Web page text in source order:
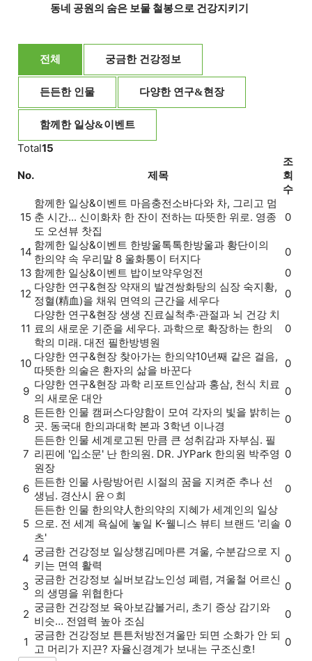
동네 공원의 숨은 보물 철봉으로 건강지키기
전체 궁금한 건강정보
든든한 인물 다양한 연구&현장
함께한 일상&이벤트
Total15
No. 제목
조
회
수
15
함께한 일상&이벤트 마음충전소바다와 차, 그리고 멈
춘 시간... 신이화차 한 잔이 전하는 따뜻한 위로. 영종
도 오션뷰 찻집
0
14
함께한 일상&이벤트 한방울톡톡한방울과 황단이의
한의약 속 우리말 8 울화통이 터지다
0
13 함께한 일상&이벤트 밥이보약우엉전
0
12
다양한 연구&현장 약재의 발견쌍화탕의 심장 숙지황,
정혈(精血)을 채워 면역의 근간을 세우다
0
11
다양한 연구&현장 생생 진료실척추·관절과 뇌 건강 치
료의 새로운 기준을 세우다. 과학으로 확장하는 한의
학의 미래. 대전 필한방병원
0
10
다양한 연구&현장 찾아가는 한의약10년째 같은 걸음,
따뜻한 의술은 환자의 삶을 바꾼다
0
9
다양한 연구&현장 과학 리포트인삼과 홍삼, 천식 치료
의 새로운 대안
0
8
든든한 인물 캠퍼스다양함이 모여 각자의 빛을 밝히는
곳. 동국대 한의과대학 본과 3학년 이나경
0
7
든든한 인물 세계로고된 만큼 큰 성취감과 자부심. 필
리핀에 '입소문' 난 한의원. DR. JYPark 한의원 박주영
원장
0
6
든든한 인물 사랑방어린 시절의 꿈을 지켜준 추나 선
생님. 경산시 윤ㅇ희
0
5
든든한 인물 한의약人한의약의 지혜가 세계인의 일상
으로. 전 세계 욕실에 놓일 K-웰니스 뷰티 브랜드 '리솔
츠'
0
4
궁금한 건강정보 일상챙김메마른 겨울, 수분감으로 지
키는 면역 활력
0
3
궁금한 건강정보 실버보감노인성 폐렴, 겨울철 어르신
의 생명을 위협한다
0
2
궁금한 건강정보 육아보감볼거리, 초기 증상 감기와
비슷… 전염력 높아 조심
0
1
궁금한 건강정보 튼튼처방전겨울만 되면 소화가 안 되
고 머리가 지끈? 자율신경계가 보내는 구조신호!
0